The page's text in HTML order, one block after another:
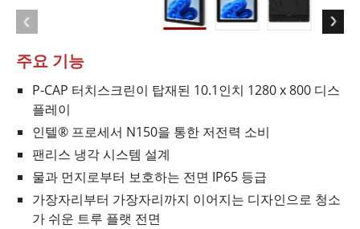
주요 기능
P-CAP 터치스크린이 탑재된 10.1인치 1280 x 800 디스
플레이
인텔® 프로세서 N150을 통한 저전력 소비
팬리스 냉각 시스템 설계
물과 먼지로부터 보호하는 전면 IP65 등급
가장자리부터 가장자리까지 이어지는 디자인으로 청소
가 쉬운 트루 플랫 전면